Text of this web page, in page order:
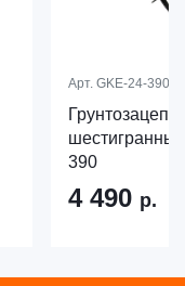
Арт. GKE-24-390
390
4 490 р.